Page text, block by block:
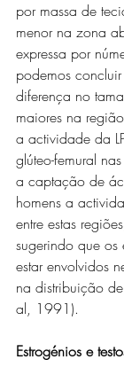
por massa de
menor na zona
expressa por
podemos
diferença no
maiores na
a actividade da
glúteo-femural
a captação de
homens a
entre estas
sugerindo que os
estar envolvidos
na distribuição
al, 1991).
Estrogénios e